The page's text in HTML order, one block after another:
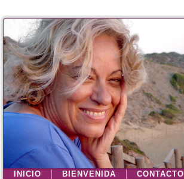
INICIO BIENVENIDA CONTACTO